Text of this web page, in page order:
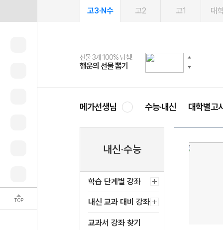
TOP
고3·N수 고2 고1 대
선물 3개 100% 당첨!
행운의 선물 뽑기
선물 100% 증정!
메가스터디 X 올리브
여름방학 스터디 캐시백
메가런 썸머스쿨
2027 러셀 단과
강사 공개선발
스마트러닝앱
설문 EVENT
메가패스
3일 무료 체험권
메가패스 수강생 무료혜택!
메가클럽 멤버십
사회공헌 캠페인
희망이룸 메가나눔
메가선생님 수능·내신 대학별고
내신·수능
학습 단계별 강좌
내신 교과 대비 강좌
교과서 강좌 찾기